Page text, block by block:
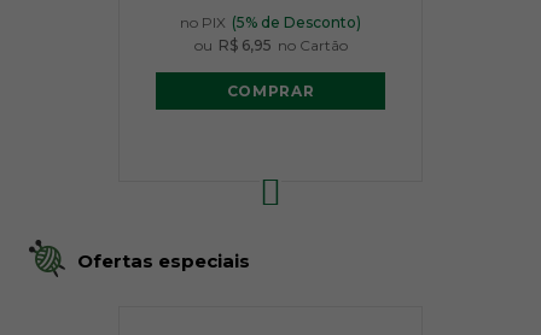
no PIX (5% de Desconto)
ou R$ 6,95 no Cartão
COMPRAR
Ofertas especiais